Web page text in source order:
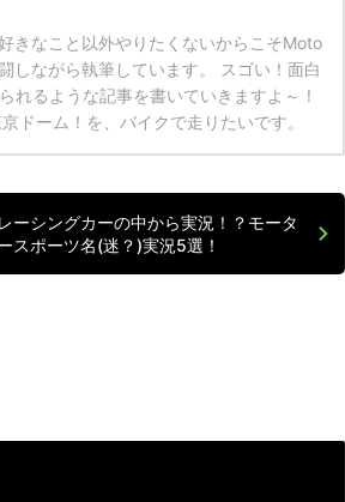
きなこと以外やりたくないからこそMoto
しながら執筆しています。 スゴい！面白
れるような記事を書いていきますよ～！
ドーム！を、バイクで走りたいです。
レーシングカーの中から実況！？モータ
スポーツ名(迷？)実況5選！